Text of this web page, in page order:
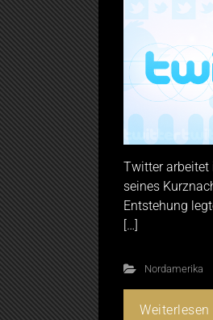
Twitter arbeitet
seines
Entstehung
[…]
Nordamerika
Weiterlesen